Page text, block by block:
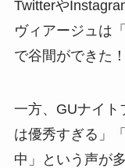
Twitterや
ヴィアージュは
で谷間ができた
一方、GUナイト
は優秀すぎる」
中」という声が